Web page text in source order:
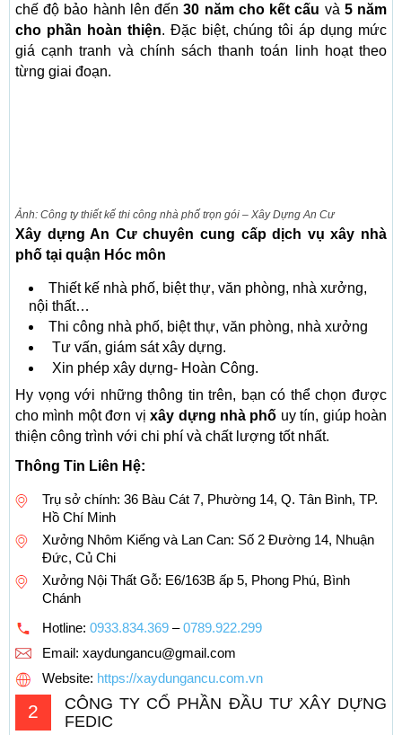
chế độ bảo hành lên đến30 năm cho kết cấu và 5 năm
cho phần hoàn thiện. Đặc biệt, chúng tôi áp dụng mức
giá cạnh tranh và chính sách thanh toán linh hoạt theo
từng giai đoạn.
Ảnh: Công ty thiết kế thi công nhà phố trọn gói – Xây Dựng An Cư
Xây dựng An Cư chuyên cung cấp dịch vụ xây nhà
phố tại quận Hóc môn
Thiết kế nhà phố, biệt thự, văn phòng, nhà xưởng,
nội thất…
Thi công nhà phố, biệt thự, văn phòng, nhà xưởng
Tư vấn, giám sát xây dựng.
Xin phép xây dựng- Hoàn Công.
Hy vọng với những thông tin trên, bạn có thể chọn được
cho mình một đơn vịxây dựng nhà phố uy tín, giúp hoàn
thiện công trình với chi phí và chất lượng tốt nhất.
Thông Tin Liên Hệ:
Trụ sở chính: 36 Bàu Cát 7, Phường 14, Q. Tân Bình, TP.
Hồ Chí Minh
Xưởng Nhôm Kiếng và Lan Can: Số 2 Đường 14, Nhuận
Đức, Củ Chi
Xưởng Nội Thất Gỗ: E6/163B ấp 5, Phong Phú, Bình
Chánh
Hotline: 0933.834.369 –0789.922.299
Email: xaydungancu@gmail.com
Website: https://xaydungancu.com.vn
2
CÔNG TY CỔ PHẦN ĐẦU TƯ XÂY DỰNG
FEDIC